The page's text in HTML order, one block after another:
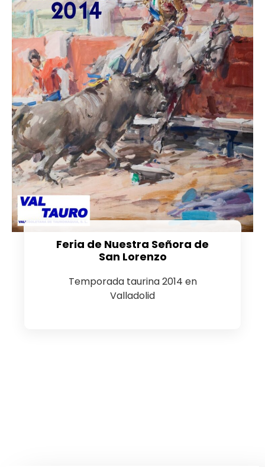
Feria de Nuestra Señora de
San Lorenzo
Temporada taurina 2014 en
Valladolid